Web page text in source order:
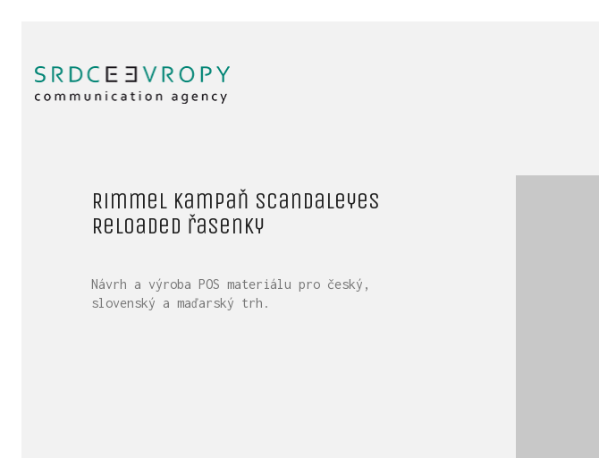
Rimmel kampaň Scandaleyes
Reloaded řasenky
Návrh a výroba POS materiálu pro český,
slovenský a maďarský trh.